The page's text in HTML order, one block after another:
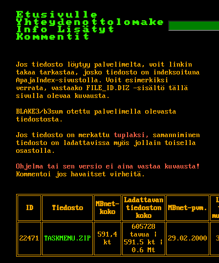
Etusivulle
Yhteydenottolomake
Info
Lisätyt
Kommentit
Jos tiedosto löytyy palvelimelta, voit linkin
takaa tarkastaa, josko tiedosto on indeksoituna
ApajaIndex-sivustolla. Voit esimerkiksi
verrata, vastaako FILE_ID.DIZ -sisältö tällä
sivulla olevaa kuvausta.
BLAKE3/b3sum otettu palvelimella olevasta
tiedostosta.
Jos tiedosto on merkattu tuplaksi,
samanniminen
tiedosto on ladattavissa myös jollain toisella
osastolla.
Ohjelma tai sen versio ei aina vastaa kuvausta!
Kommentoi jos havaitset virheitä.
ID Tiedosto
MBnet-
koko
Ladattavan
tiedoston
koko
MBnet-pvm.
22471 TASKMENU.ZIP
591,4
kt
605728
tavua |
591.5 kt |
0.6 Mt
29.02.2000